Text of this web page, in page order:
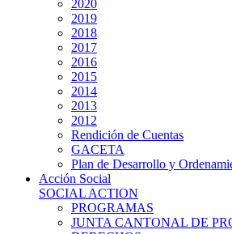
2020
2019
2018
2017
2016
2015
2014
2013
2012
Rendición de Cuentas
GACETA
Plan de Desarrollo y
Acción Social
SOCIAL ACTION
PROGRAMAS
JUNTA CANTONAL DE